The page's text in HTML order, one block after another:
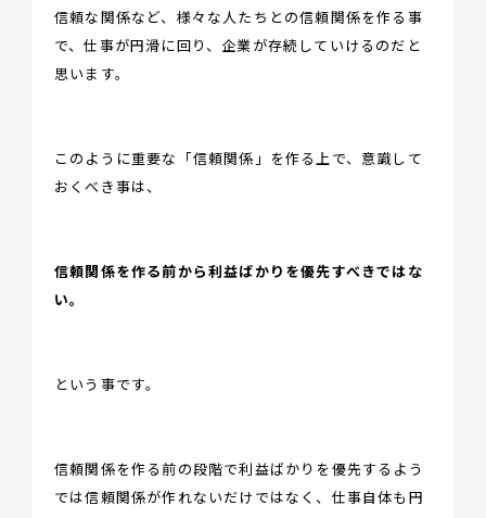
信頼な関係など、様々な人たちとの信頼関係を作る事
で、仕事が円滑に回り、企業が存続していけるのだと
思います。
このように重要な「信頼関係」を作る上で、意識して
おくべき事は、
信頼関係を作る前から利益ばかりを優先すべきではな
い。
という事です。
信頼関係を作る前の段階で利益ばかりを優先するよう
では信頼関係が作れないだけではなく、仕事自体も円